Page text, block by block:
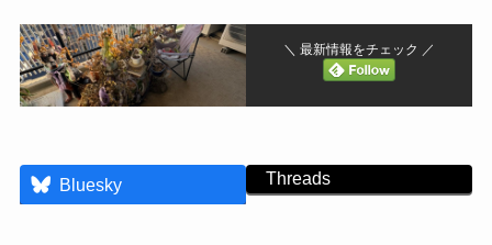
＼ 最新情報をチェック ／
Bluesky Threads